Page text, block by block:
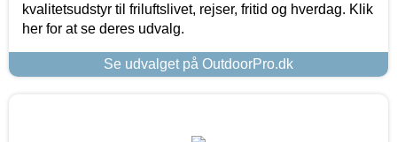
kvalitetsudstyr til friluftslivet, rejser, fritid og hverdag. Klik
her for at se deres udvalg.
Se udvalget på OutdoorPro.dk